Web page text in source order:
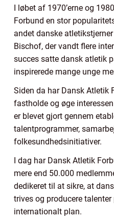
I løbet af 1970’erne og
Forbund en stor
andet danske
Bischof, der vandt flere
succes satte dansk atletik
inspirerede mange unge
Siden da har Dansk Atletik
fastholde og øge
er blevet gjort gennem
talentprogrammer,
folkesundhedsinitiativer.
I dag har Dansk Atletik
mere end 50.000
dedikeret til at sikre, at
trives og producere
internationalt plan.